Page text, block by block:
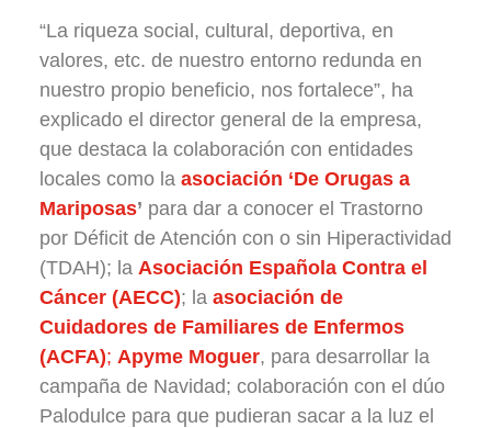
“La riqueza social, cultural, deportiva, en
valores, etc. de nuestro entorno redunda en
nuestro propio beneficio, nos fortalece”, ha
explicado el director general de la empresa,
que destaca la colaboración con entidades
locales como la asociación ‘De Orugas a
Mariposas’ para dar a conocer el Trastorno
por Déficit de Atención con o sin Hiperactividad
(TDAH); la Asociación Española Contra el
Cáncer (AECC); la asociación de
Cuidadores de Familiares de Enfermos
(ACFA); Apyme Moguer, para desarrollar la
campaña de Navidad; colaboración con el dúo
Palodulce para que pudieran sacar a la luz el